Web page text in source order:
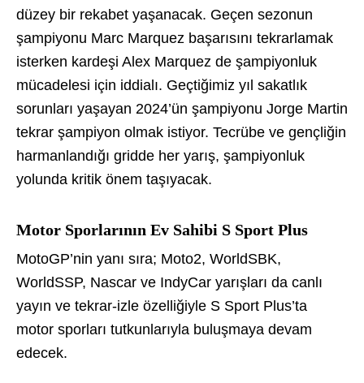
düzey bir rekabet yaşanacak. Geçen sezonun
şampiyonu Marc Marquez başarısını tekrarlamak
isterken kardeşi Alex Marquez de şampiyonluk
mücadelesi için iddialı. Geçtiğimiz yıl sakatlık
sorunları yaşayan 2024’ün şampiyonu Jorge Martin
tekrar şampiyon olmak istiyor. Tecrübe ve gençliğin
harmanlandığı gridde her yarış, şampiyonluk
yolunda kritik önem taşıyacak.
Motor Sporlarının Ev Sahibi S Sport Plus
MotoGP’nin yanı sıra; Moto2, WorldSBK,
WorldSSP, Nascar ve IndyCar yarışları da canlı
yayın ve tekrar-izle özelliğiyle S Sport Plus’ta
motor sporları tutkunlarıyla buluşmaya devam
edecek.